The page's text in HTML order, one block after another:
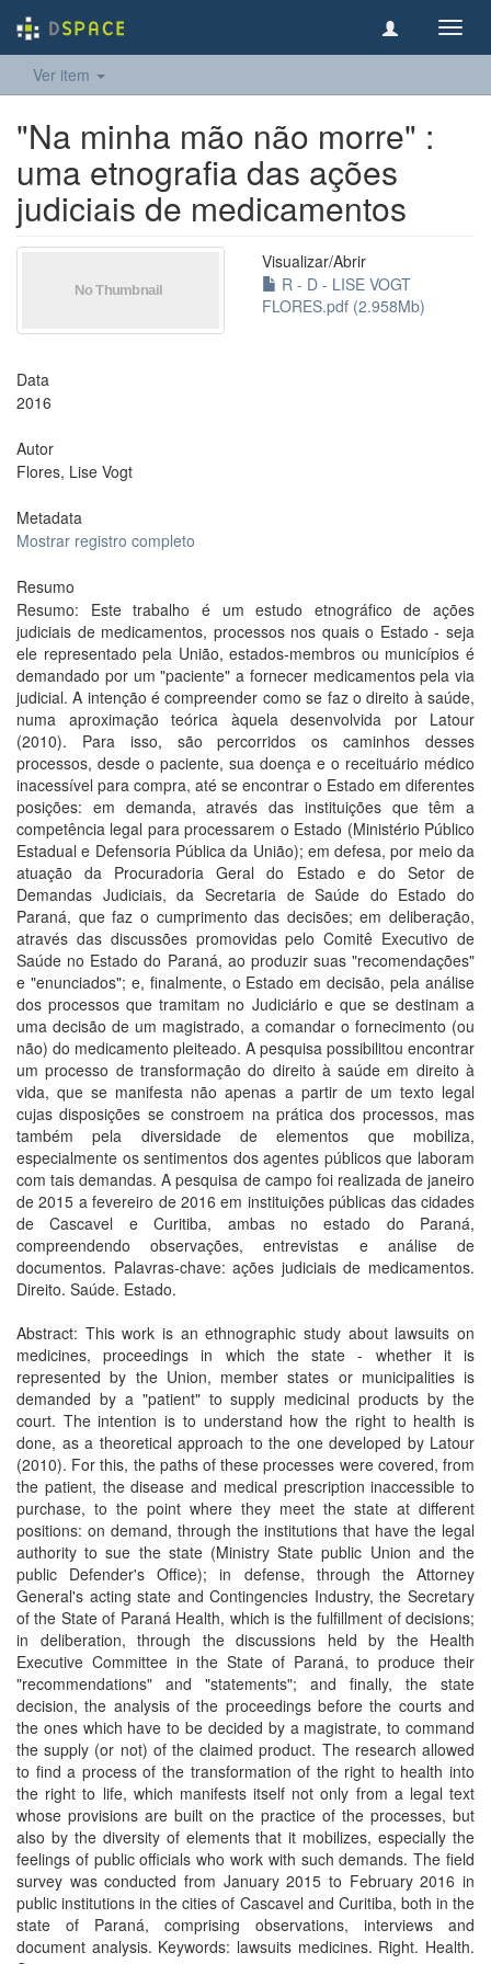
Ver item
"Na minha mão não morre" :
uma etnografia das ações
judiciais de medicamentos
Visualizar/Abrir
R - D - LISE VOGT
FLORES.pdf (2.958Mb)
Data
2016
Autor
Flores, Lise Vogt
Metadata
Mostrar registro completo
Resumo
Resumo: Este trabalho é um estudo etnográfico de ações
judiciais de medicamentos, processos nos quais o Estado - seja
ele representado pela União, estados-membros ou municípios é
demandado por um "paciente" a fornecer medicamentos pela via
judicial. A intenção é compreender como se faz o direito à saúde,
numa aproximação teórica àquela desenvolvida por Latour
(2010). Para isso, são percorridos os caminhos desses
processos, desde o paciente, sua doença e o receituário médico
inacessível para compra, até se encontrar o Estado em diferentes
posições: em demanda, através das instituições que têm a
competência legal para processarem o Estado (Ministério Público
Estadual e Defensoria Pública da União); em defesa, por meio da
atuação da Procuradoria Geral do Estado e do Setor de
Demandas Judiciais, da Secretaria de Saúde do Estado do
Paraná, que faz o cumprimento das decisões; em deliberação,
através das discussões promovidas pelo Comitê Executivo de
Saúde no Estado do Paraná, ao produzir suas "recomendações"
e "enunciados"; e, finalmente, o Estado em decisão, pela análise
dos processos que tramitam no Judiciário e que se destinam a
uma decisão de um magistrado, a comandar o fornecimento (ou
não) do medicamento pleiteado. A pesquisa possibilitou encontrar
um processo de transformação do direito à saúde em direito à
vida, que se manifesta não apenas a partir de um texto legal
cujas disposições se constroem na prática dos processos, mas
também pela diversidade de elementos que mobiliza,
especialmente os sentimentos dos agentes públicos que laboram
com tais demandas. A pesquisa de campo foi realizada de janeiro
de 2015 a fevereiro de 2016 em instituições públicas das cidades
de Cascavel e Curitiba, ambas no estado do Paraná,
compreendendo observações, entrevistas e análise de
documentos. Palavras-chave: ações judiciais de medicamentos.
Direito. Saúde. Estado.
Abstract: This work is an ethnographic study about lawsuits on
medicines, proceedings in which the state - whether it is
represented by the Union, member states or municipalities is
demanded by a "patient" to supply medicinal products by the
court. The intention is to understand how the right to health is
done, as a theoretical approach to the one developed by Latour
(2010). For this, the paths of these processes were covered, from
the patient, the disease and medical prescription inaccessible to
purchase, to the point where they meet the state at different
positions: on demand, through the institutions that have the legal
authority to sue the state (Ministry State public Union and the
public Defender's Office); in defense, through the Attorney
General's acting state and Contingencies Industry, the Secretary
of the State of Paraná Health, which is the fulfillment of decisions;
in deliberation, through the discussions held by the Health
Executive Committee in the State of Paraná, to produce their
"recommendations" and "statements"; and finally, the state
decision, the analysis of the proceedings before the courts and
the ones which have to be decided by a magistrate, to command
the supply (or not) of the claimed product. The research allowed
to find a process of the transformation of the right to health into
the right to life, which manifests itself not only from a legal text
whose provisions are built on the practice of the processes, but
also by the diversity of elements that it mobilizes, especially the
feelings of public officials who work with such demands. The field
survey was conducted from January 2015 to February 2016 in
public institutions in the cities of Cascavel and Curitiba, both in the
state of Paraná, comprising observations, interviews and
document analysis. Keywords: lawsuits medicines. Right. Health.